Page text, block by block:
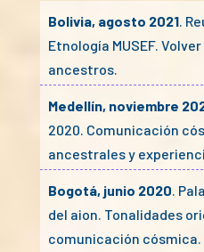
Bolivia, agosto 2021.
Etnología MUSEF.
ancestros.
Medellín, noviembre
2020. Comunicación
ancestrales y
Bogotá, junio 2020 .
del aion. Tonalidades
comunicación cósmica.